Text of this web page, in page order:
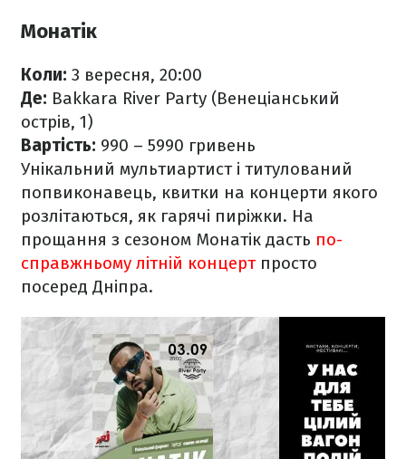
Монатік
Коли: 3 вересня, 20:00
Де: Bakkara River Party (Венеціанський
острів, 1)
Вартість: 990 – 5990 гривень
Унікальний мультиартист і титулований
попвиконавець, квитки на концерти якого
розлітаються, як гарячі пиріжки. На
прощання з сезоном Монатік дасть по-
справжньому літній концертпросто
посеред Дніпра.